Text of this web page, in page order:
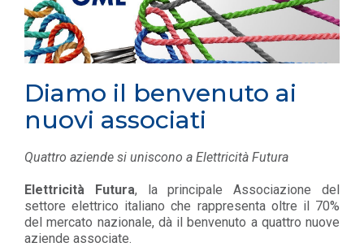
Diamo il benvenuto ai
nuovi associati
Quattro aziende si uniscono a Elettricità Futura
Elettricità Futura, la principale Associazione del
settore elettrico italiano che rappresenta oltre il 70%
del mercato nazionale, dà il benvenuto a quattro nuove
aziende associate.